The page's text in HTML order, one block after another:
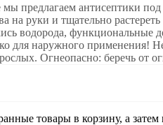
предлагаем антисептики
на руки и тщательно
водорода, функциональные
наружного применения! Не
Огнеопасно: беречь от
товары в корзину, а